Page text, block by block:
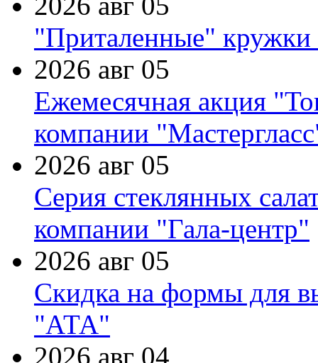
"Приталенные" кружки
2026 авг 05
Ежемесячная акция
компании
2026 авг 05
Серия стеклянных
компании "Гала-центр"
2026 авг 05
Скидка на формы для
"АТА"
2026 авг 04